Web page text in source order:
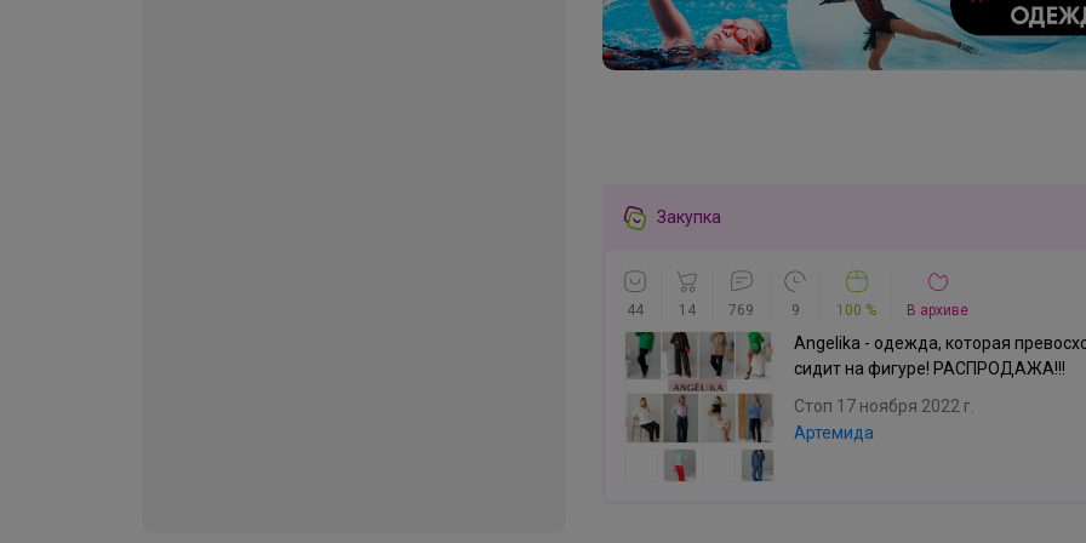
Закупка
44 14 769 9 100 % В архиве
Angelika - одежда, которая
сидит на фигуре! РАСПРОДАЖА!!!
Стоп 17 ноября 2022 г.
Артемида